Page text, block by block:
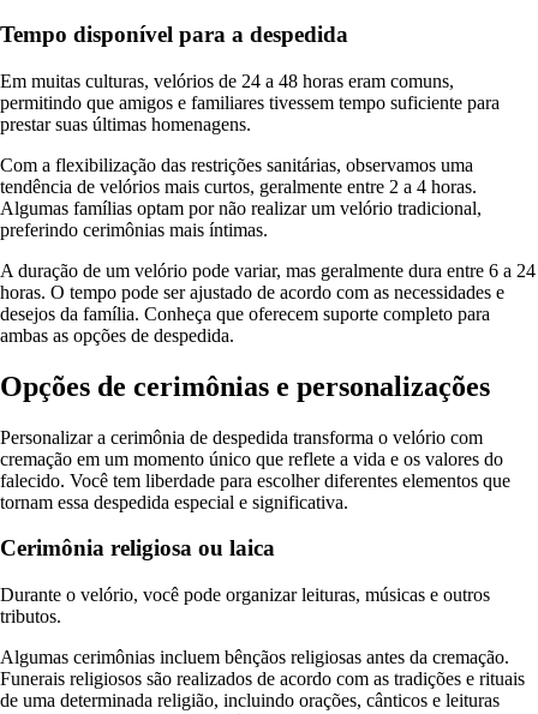
Tempo disponível para a despedida
Em muitas culturas, velórios de 24 a 48 horas eram comuns,
permitindo que amigos e familiares tivessem tempo suficiente para
prestar suas últimas homenagens.
Com a flexibilização das restrições sanitárias, observamos uma
tendência de velórios mais curtos, geralmente entre 2 a 4 horas.
Algumas famílias optam por não realizar um velório tradicional,
preferindo cerimônias mais íntimas.
A duração de um velório pode variar, mas geralmente dura entre 6 a 24
horas. O tempo pode ser ajustado de acordo com as necessidades e
desejos da família. Conheça que oferecem suporte completo para
ambas as opções de despedida.
Opções de cerimônias e personalizações
Personalizar a cerimônia de despedida transforma o velório com
cremação em um momento único que reflete a vida e os valores do
falecido. Você tem liberdade para escolher diferentes elementos que
tornam essa despedida especial e significativa.
Cerimônia religiosa ou laica
Durante o velório, você pode organizar leituras, músicas e outros
tributos.
Algumas cerimônias incluem bênçãos religiosas antes da cremação.
Funerais religiosos são realizados de acordo com as tradições e rituais
de uma determinada religião, incluindo orações, cânticos e leituras